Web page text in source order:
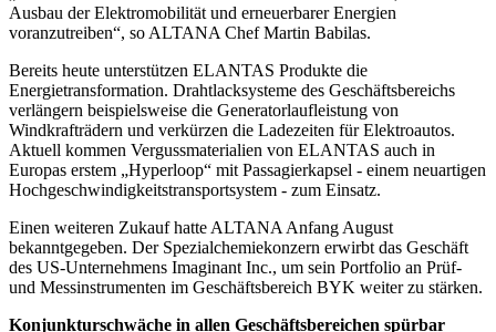
Ausbau der Elektromobilität und erneuerbarer Energien
voranzutreiben“, so ALTANA Chef Martin Babilas.
Bereits heute unterstützen ELANTAS Produkte die
Energietransformation. Drahtlacksysteme des Geschäftsbereichs
verlängern beispielsweise die Generatorlaufleistung von
Windkrafträdern und verkürzen die Ladezeiten für Elektroautos.
Aktuell kommen Vergussmaterialien von ELANTAS auch in
Europas erstem „Hyperloop“ mit Passagierkapsel - einem neuartigen
Hochgeschwindigkeitstransportsystem - zum Einsatz.
Einen weiteren Zukauf hatte ALTANA Anfang August
bekanntgegeben. Der Spezialchemiekonzern erwirbt das Geschäft
des US-Unternehmens Imaginant Inc., um sein Portfolio an Prüf-
und Messinstrumenten im Geschäftsbereich BYK weiter zu stärken.
Konjunkturschwäche in allen Geschäftsbereichen spürbar